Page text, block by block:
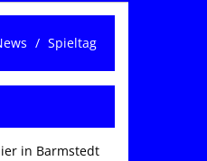
Spieltag
in Barmstedt